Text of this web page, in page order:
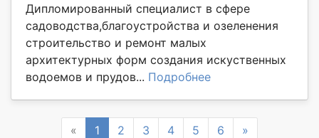
Дипломированный специалист в сфере
садоводства,благоустройства и озеленения
строительство и ремонт малых
архитектурных форм создания искуственных
водоемов и прудов... Подробнее
« Previous
1 2 3 4 5 6 »